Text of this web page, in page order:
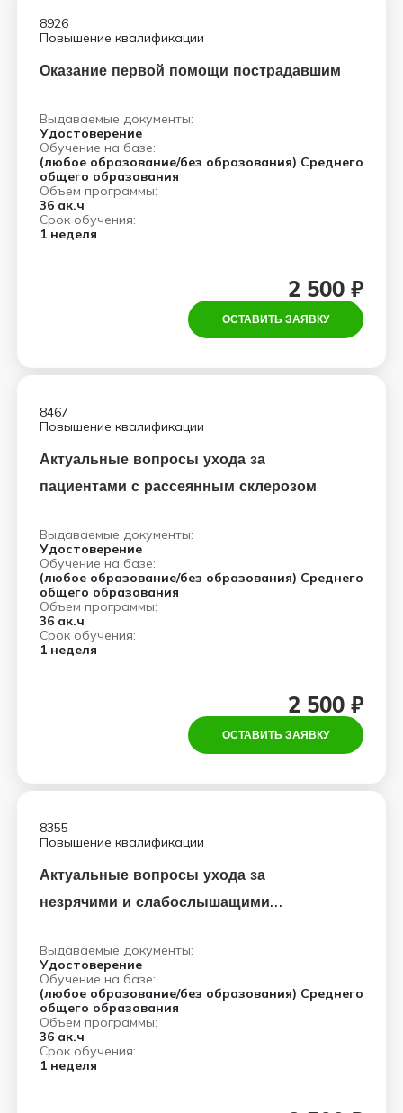
Повышение квалификации
8926
Оказание первой помощи пострадавшим
Выдаваемые документы:
Удостоверение
Обучение на базе:
(любое образование/без образования) Среднего
общего образования
Объем программы:
36 ак.ч
Срок обучения:
1 неделя
2 500 ₽
ОСТАВИТЬ ЗАЯВКУ
Повышение квалификации
8467
Актуальные вопросы ухода за
пациентами с рассеянным склерозом
Выдаваемые документы:
Удостоверение
Обучение на базе:
(любое образование/без образования) Среднего
общего образования
Объем программы:
36 ак.ч
Срок обучения:
1 неделя
2 500 ₽
ОСТАВИТЬ ЗАЯВКУ
Повышение квалификации
8355
Актуальные вопросы ухода за
незрячими и слабослышащими
Выдаваемые документы:
Удостоверение
Обучение на базе:
(любое образование/без образования) Среднего
общего образования
Объем программы:
36 ак.ч
Срок обучения:
1 неделя